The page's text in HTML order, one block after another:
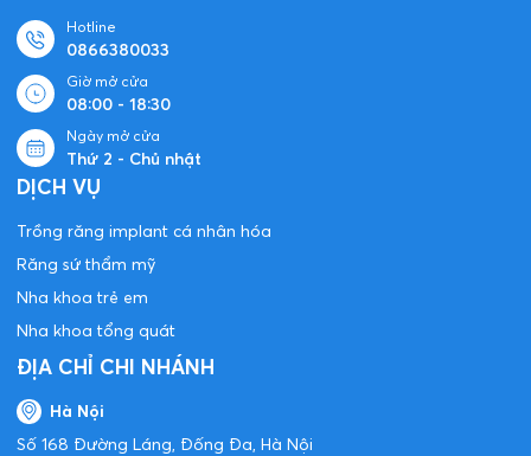
Hotline
0866380033
Giờ mở cửa
08:00 - 18:30
Ngày mở cửa
Thứ 2 - Chủ nhật
DỊCH VỤ
Trồng răng implant cá nhân hóa
Răng sứ thẩm mỹ
Nha khoa trẻ em
Nha khoa tổng quát
ĐỊA CHỈ CHI NHÁNH
Hà Nội
Số 168 Đường Láng, Đống Đa, Hà Nội